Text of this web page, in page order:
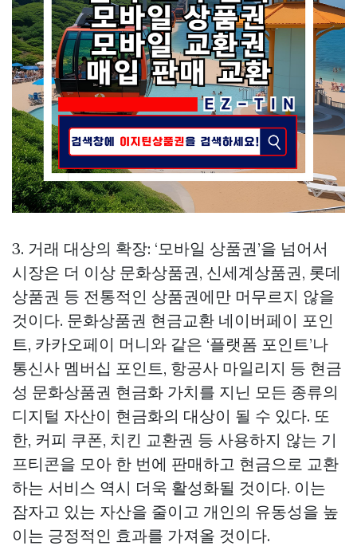
3. 거래 대상의 확장: ‘모바일 상품권’을 넘어서
시장은 더 이상 문화상품권, 신세계상품권, 롯데
상품권 등 전통적인 상품권에만 머무르지 않을
것이다. 문화상품권 현금교환 네이버페이 포인
트, 카카오페이 머니와 같은 ‘플랫폼 포인트’나
통신사 멤버십 포인트, 항공사 마일리지 등 현금
성 문화상품권 현금화 가치를 지닌 모든 종류의
디지털 자산이 현금화의 대상이 될 수 있다. 또
한, 커피 쿠폰, 치킨 교환권 등 사용하지 않는 기
프티콘을 모아 한 번에 판매하고 현금으로 교환
하는 서비스 역시 더욱 활성화될 것이다. 이는
잠자고 있는 자산을 줄이고 개인의 유동성을 높
이는 긍정적인 효과를 가져올 것이다.